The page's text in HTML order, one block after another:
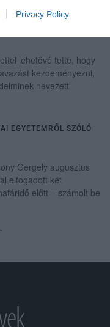
Privacy Policy
ÉS A KILENC
lehetővé tette, hogy
kezdeményezni,
nevezett
EGYETEMRŐL SZÓLÓ
Gergely augusztus
elfogadott két
előtt – számolt be